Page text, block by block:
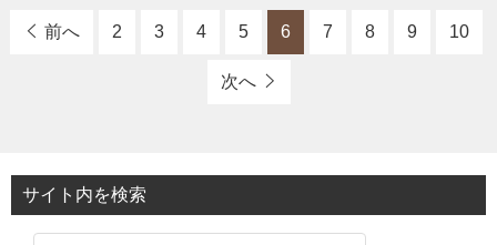
前へ 2 3 4 5 6 7 8 9 10
次へ
サイト内を検索